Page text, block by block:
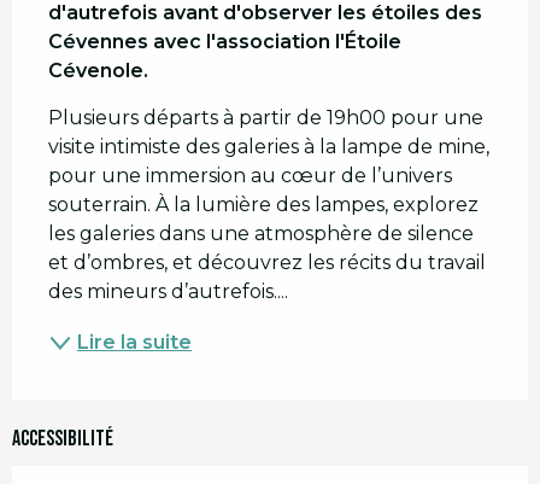
d'autrefois avant d'observer les étoiles des
Cévennes avec l'association l'Étoile
Cévenole.
Plusieurs départs à partir de 19h00 pour une
visite intimiste des galeries à la lampe de mine,
pour une immersion au cœur de l’univers
souterrain. À la lumière des lampes, explorez
les galeries dans une atmosphère de silence
et d’ombres, et découvrez les récits du travail
des mineurs d’autrefois....
Lire la suite
Accessibilité